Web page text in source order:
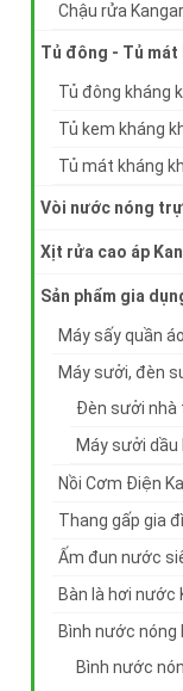
Chậu rửa
Tủ đông - Tủ mát
Tủ đông kháng
Tủ kem kháng
Tủ mát kháng
Vòi nước nóng
Xịt rửa cao áp
Sản phẩm gia
Máy sấy quần
Máy sưởi, đèn
Đèn sưởi nhà
Máy sưởi dầu
Nồi Cơm Điện
Thang gấp gia
Ấm đun nước
Bàn là hơi nước
Bình nước nóng
Bình nước